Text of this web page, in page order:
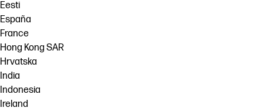
Eesti
España
France
Hong Kong SAR
Hrvatska
India
Indonesia
Ireland